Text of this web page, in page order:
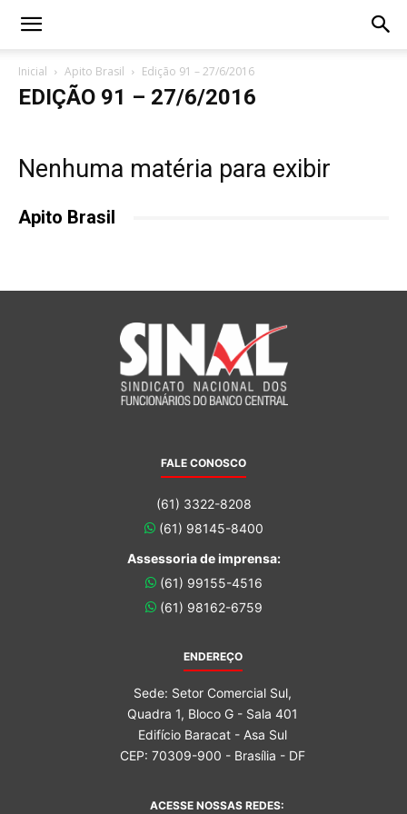
Inicial Apito Brasil Edição 91 – 27/6/2016
EDIÇÃO 91 – 27/6/2016
Nenhuma matéria para exibir
Apito Brasil
FALE CONOSCO
(61) 3322-8208
(61) 98145-8400
Assessoria de imprensa:
(61) 99155-4516
(61) 98162-6759
ENDEREÇO
Sede: Setor Comercial Sul,
Quadra 1, Bloco G - Sala 401
Edifício Baracat - Asa Sul
CEP: 70309-900 - Brasília - DF
ACESSE NOSSAS REDES: